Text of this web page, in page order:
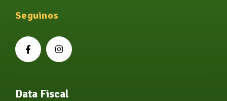
Seguinos
Data Fiscal